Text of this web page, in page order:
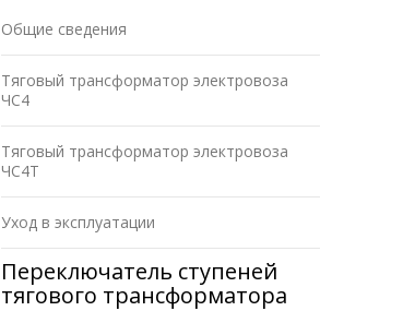
Общие сведения
Тяговый трансформатор электровоза
ЧС4
Тяговый трансформатор электровоза
ЧС4Т
Уход в эксплуатации
Переключатель ступеней
тягового трансформатора